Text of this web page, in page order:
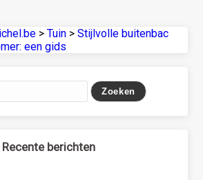
>Tuin >Stijlvolle buitenbac
een gids
Recente berichten